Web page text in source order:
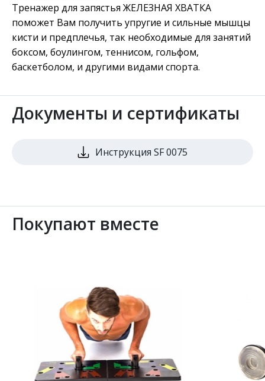
Тренажер для запястья ЖЕЛЕЗНАЯ ХВАТКА
поможет Вам получить упругие и сильные мышцы
кисти и предплечья, так необходимые для занятий
боксом, боулингом, теннисом, гольфом,
баскетболом, и другими видами спорта.
Документы и сертификаты
Инструкция SF 0075
Покупают вместе